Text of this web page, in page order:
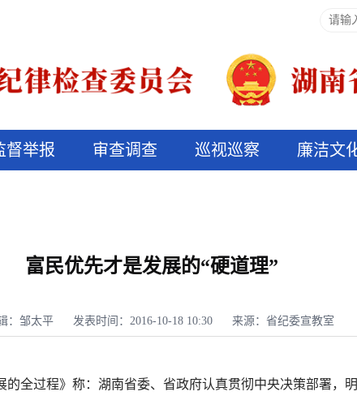
督举报 审查调查 巡视巡察 廉洁文
富民优先才是发展的“硬道理”
：邹太平 发表时间：2016-10-18 10:30 来源：省纪委宣教室
全过程》称：湖南省委、省政府认真贯彻中央决策部署，